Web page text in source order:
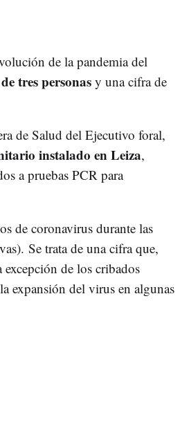
de la pandemia del
tres personasy una cifra de
de Salud del Ejecutivo foral,
instalado en Leiza,
a pruebas PCR para
de coronavirus durante las
Se trata de una cifra que,
de los cribados
expansión del virus en algunas